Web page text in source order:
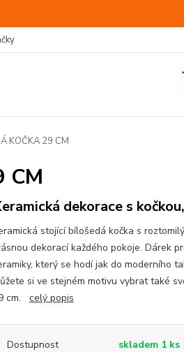
KOČKA 29 CM
CM
dekorace s
stojící bílošedá kočka s
dekorací každého pokoje. Dárek
který se hodí jak do moderního
si ve stejném motivu vybrat také
cm. celý popis
Dostupnost skladem 1 ks